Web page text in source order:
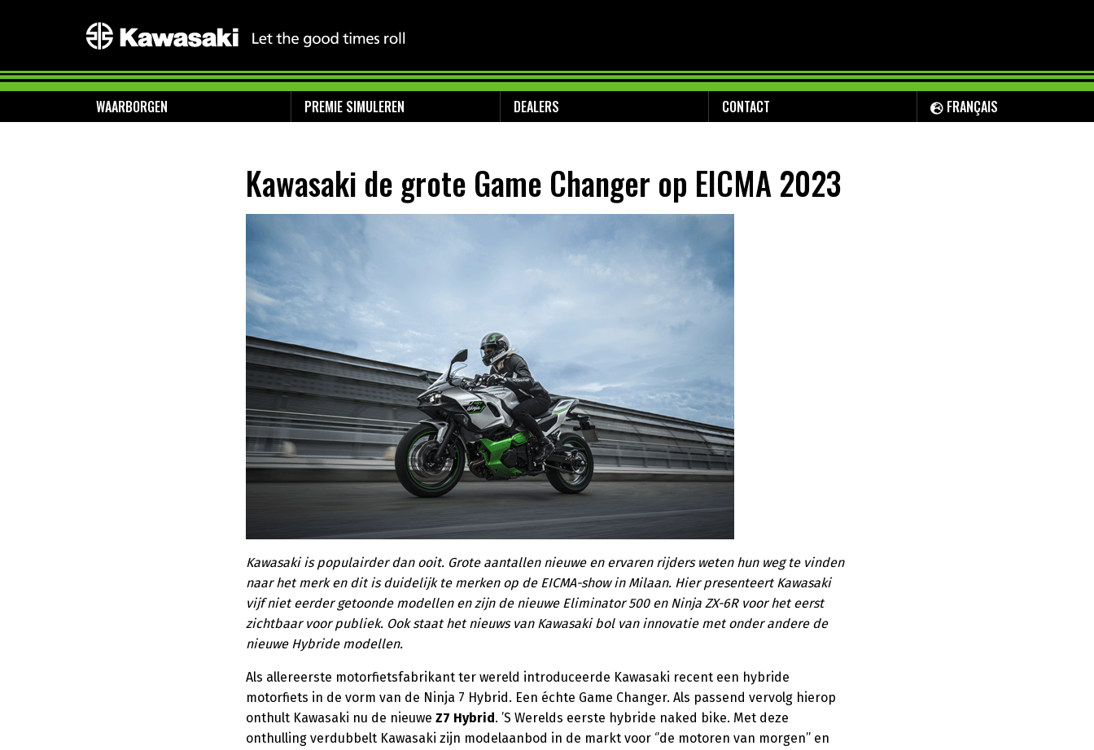
WAARBORGEN PREMIE SIMULEREN DEALERS CONTACT FRANÇAIS
Kawasaki de grote Game Changer op EICMA 2023
Kawasaki is populairder dan ooit. Grote aantallen nieuwe en ervaren rijders weten hun weg te vinden
naar het merk en dit is duidelijk te merken op de EICMA-show in Milaan. Hier presenteert Kawasaki
vijf niet eerder getoonde modellen en zijn de nieuwe Eliminator 500 en Ninja ZX-6R voor het eerst
zichtbaar voor publiek. Ook staat het nieuws van Kawasaki bol van innovatie met onder andere de
nieuwe Hybride modellen.
Als allereerste motorfietsfabrikant ter wereld introduceerde Kawasaki recent een hybride
motorfiets in de vorm van de Ninja 7 Hybrid. Een échte Game Changer. Als passend vervolg hierop
onthult Kawasaki nu de nieuwe Z7 Hybrid . ’S Werelds eerste hybride naked bike. Met deze
onthulling verdubbelt Kawasaki zijn modelaanbod in de markt voor ‘’de motoren van morgen’’ en